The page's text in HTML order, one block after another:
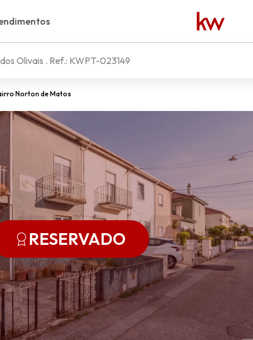
Norton de Matos
Olivais . Ref.: KWPT-023149
RESERVADO